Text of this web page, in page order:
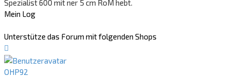
Spezialist 600 mit ner 5 cm RoM hebt.
Mein Log
Unterstütze das Forum mit folgenden Shops
oben
OHP92